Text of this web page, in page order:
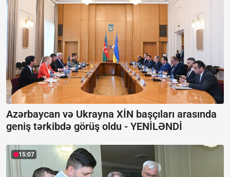
Azərbaycan və Ukrayna XİN başçıları arasında
geniş tərkibdə görüş oldu - YENİLƏNDİ
15:07